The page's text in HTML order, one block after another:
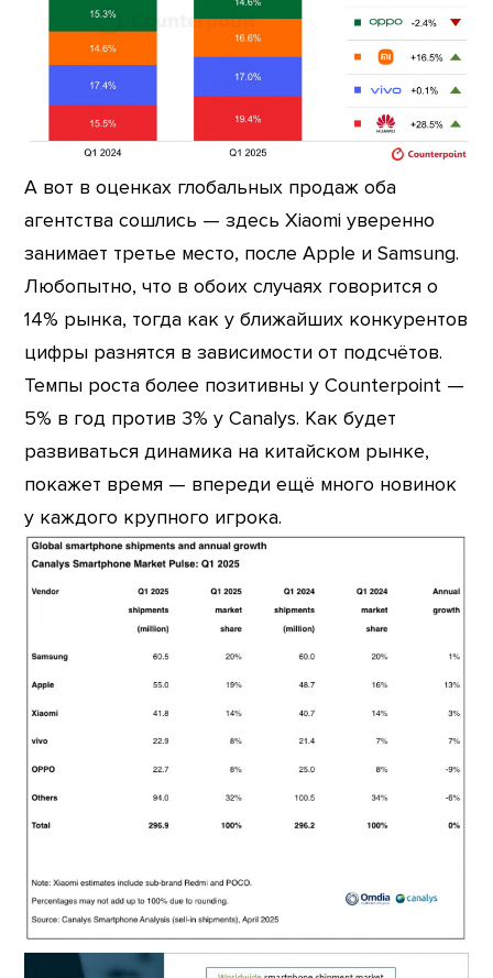
А вот в оценках глобальных продаж оба
агентства сошлись — здесь Xiaomi уверенно
занимает третье место, после Apple и Samsung.
Любопытно, что в обоих случаях говорится о
14% рынка, тогда как у ближайших конкурентов
цифры разнятся в зависимости от подсчётов.
Темпы роста более позитивны у Counterpoint —
5% в год против 3% у Canalys. Как будет
развиваться динамика на китайском рынке,
покажет время — впереди ещё много новинок
у каждого крупного игрока.